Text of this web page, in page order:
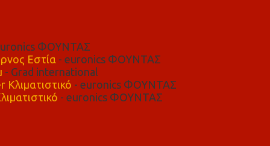
ΦΟΥΝΤΑΣ
Εστία - euronics ΦΟΥΝΤΑΣ
- Grad international
- euronics ΦΟΥΝΤΑΣ
- euronics ΦΟΥΝΤΑΣ